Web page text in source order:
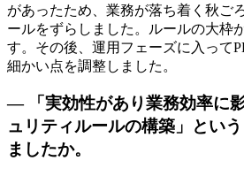
があったため、業務が落ち着く秋ご
ールをずらしました。ルールの大枠
す。その後、運用フェーズに入って
細かい点を調整しました。
— 「実効性があり業務効率に
ュリティルールの構築」とい
ましたか。